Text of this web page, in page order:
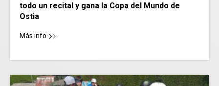
todo un recital y gana la Copa del Mundo de
Ostia
Más info